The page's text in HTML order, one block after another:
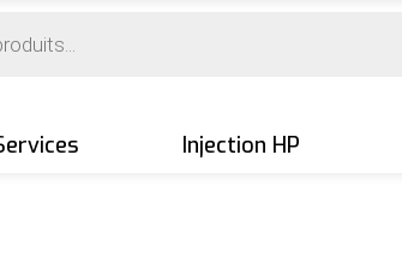
Injection HP